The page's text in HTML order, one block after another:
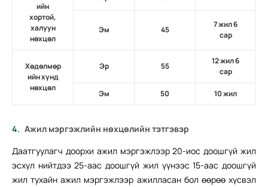
ийн
хортой,
халуун
нөхцөл
Эм 45
7 жил 6
сар
Хөдөлмөр
ийн хүнд
нөхцөл
Эр 55
12 жил 6
сар
Эм 50 10 жил
Ажил мэргэжлийн нөхцөлийн тэтгэвэр
Даатгуулагч доорхи ажил мэргэжлээр 20-иос доошгүй жил
эсхүл нийтдээ 25-аас доошгүй жил үүнээс 15-аас доошгүй
жил тухайн ажил мэргэжлээр ажилласан бол өөрөө хүсвэл